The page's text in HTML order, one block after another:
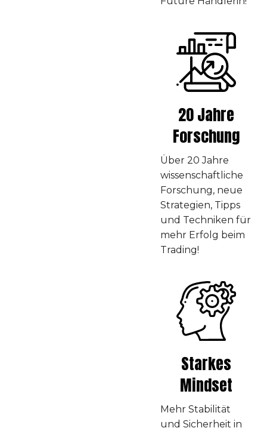
20 Jahre
Forschung
Über 20 Jahre
wissenschaftliche
Forschung, neue
Strategien, Tipps
und Techniken für
mehr Erfolg beim
Trading!
Starkes
Mindset
Mehr Stabilität
und Sicherheit in